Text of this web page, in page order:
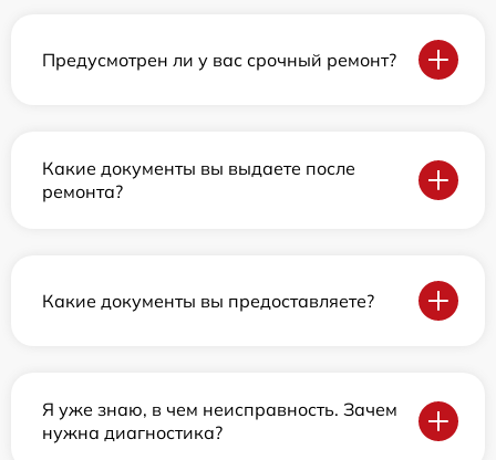
Предусмотрен ли у вас срочный ремонт?
Какие документы вы выдаете после
ремонта?
Какие документы вы предоставляете?
Я уже знаю, в чем неисправность. Зачем
нужна диагностика?